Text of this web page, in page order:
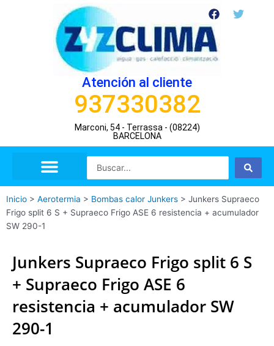
F
a
c
e
b
o
T
w
Atención al cliente
937330382
Marconi, 54 - Terrassa - (08224)
BARCELONA
Search
Inicio > Aerotermia > Bombas calor Junkers > Junkers Supraeco
Frigo split 6 S + Supraeco Frigo ASE 6 resistencia + acumulador
SW 290-1
Junkers Supraeco Frigo split 6 S
+ Supraeco Frigo ASE 6
resistencia + acumulador SW
290-1